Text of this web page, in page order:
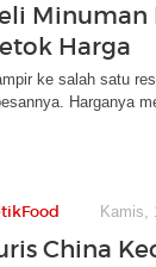
Minuman
Harga
ke salah satu
Harganya
Kamis,
China